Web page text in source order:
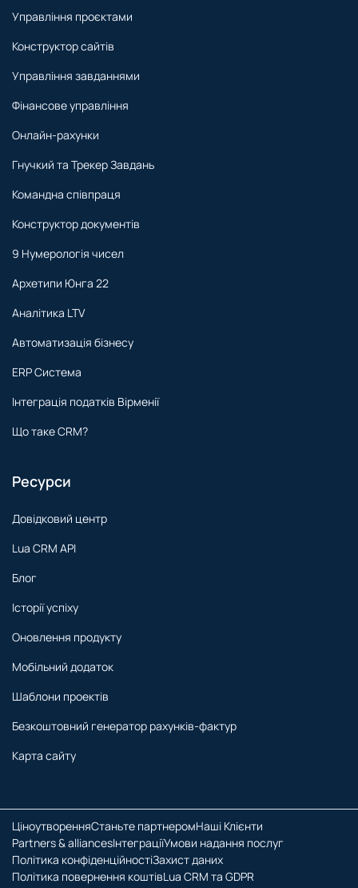
Управління проєктами
Конструктор сайтів
Управління завданнями
Фінансове управління
Онлайн-рахунки
Гнучкий та Трекер Завдань
Командна співпраця
Конструктор документів
9 Нумерологія чисел
Архетипи Юнга 22
Аналітика LTV
Автоматизація бізнесу
ERP Система
Інтеграція податків Вірменії
Що таке CRM?
Ресурси
Довідковий центр
Lua CRM API
Блог
Історії успіху
Оновлення продукту
Мобільний додаток
Шаблони проектів
Безкоштовний генератор рахунків-фактур
Карта сайту
ЦіноутворенняСтаньте партнеромНаші Клієнти
Partners & alliancesІнтеграціїУмови надання послуг
Політика конфіденційностіЗахист даних
Політика повернення коштівLua CRM та GDPR